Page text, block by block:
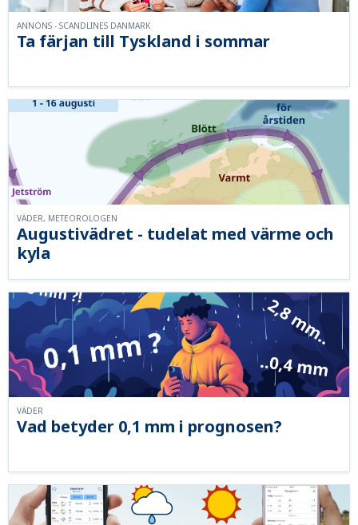
Ta färjan till Tyskland i sommar
ANNONS - SCANDLINES DANMARK
Augustivädret - tudelat med värme och
kyla
VÄDER, METEOROLOGEN
Vad betyder 0,1 mm i prognosen?
VÄDER